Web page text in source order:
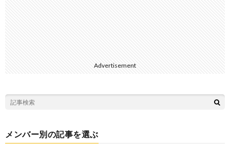
Advertisement
メンバー別の記事を選ぶ